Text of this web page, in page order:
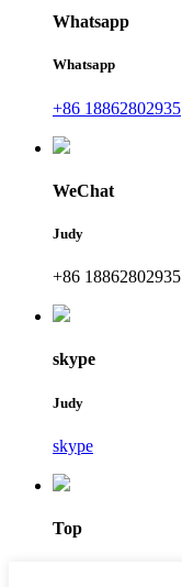
Whatsapp
Whatsapp
+86 18862802935
WeChat
Judy
+86 18862802935
skype
Judy
skype
Top